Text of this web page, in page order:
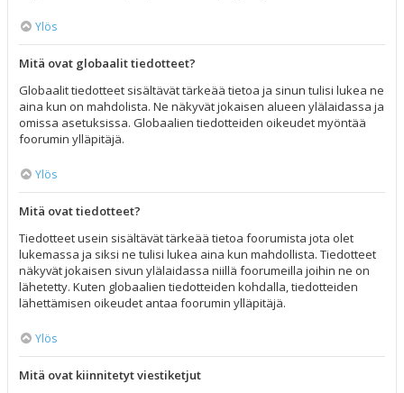
Ylös
Mitä ovat globaalit tiedotteet?
Globaalit tiedotteet sisältävät tärkeää tietoa ja sinun tulisi lukea ne
aina kun on mahdolista. Ne näkyvät jokaisen alueen ylälaidassa ja
omissa asetuksissa. Globaalien tiedotteiden oikeudet myöntää
foorumin ylläpitäjä.
Ylös
Mitä ovat tiedotteet?
Tiedotteet usein sisältävät tärkeää tietoa foorumista jota olet
lukemassa ja siksi ne tulisi lukea aina kun mahdollista. Tiedotteet
näkyvät jokaisen sivun ylälaidassa niillä foorumeilla joihin ne on
lähetetty. Kuten globaalien tiedotteiden kohdalla, tiedotteiden
lähettämisen oikeudet antaa foorumin ylläpitäjä.
Ylös
Mitä ovat kiinnitetyt viestiketjut